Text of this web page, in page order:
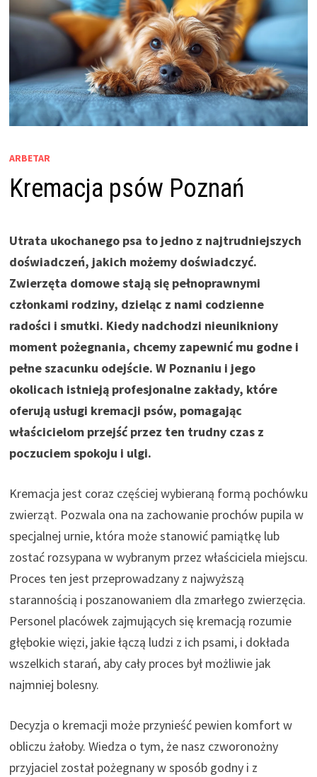
ARBETAR
Kremacja psów Poznań
Utrata ukochanego psa to jedno z najtrudniejszych
doświadczeń, jakich możemy doświadczyć.
Zwierzęta domowe stają się pełnoprawnymi
członkami rodziny, dzieląc z nami codzienne
radości i smutki. Kiedy nadchodzi nieunikniony
moment pożegnania, chcemy zapewnić mu godne i
pełne szacunku odejście. W Poznaniu i jego
okolicach istnieją profesjonalne zakłady, które
oferują usługi kremacji psów, pomagając
właścicielom przejść przez ten trudny czas z
poczuciem spokoju i ulgi.
Kremacja jest coraz częściej wybieraną formą pochówku
zwierząt. Pozwala ona na zachowanie prochów pupila w
specjalnej urnie, która może stanowić pamiątkę lub
zostać rozsypana w wybranym przez właściciela miejscu.
Proces ten jest przeprowadzany z najwyższą
starannością i poszanowaniem dla zmarłego zwierzęcia.
Personel placówek zajmujących się kremacją rozumie
głębokie więzi, jakie łączą ludzi z ich psami, i dokłada
wszelkich starań, aby cały proces był możliwie jak
najmniej bolesny.
Decyzja o kremacji może przynieść pewien komfort w
obliczu żałoby. Wiedza o tym, że nasz czworonożny
przyjaciel został pożegnany w sposób godny i z